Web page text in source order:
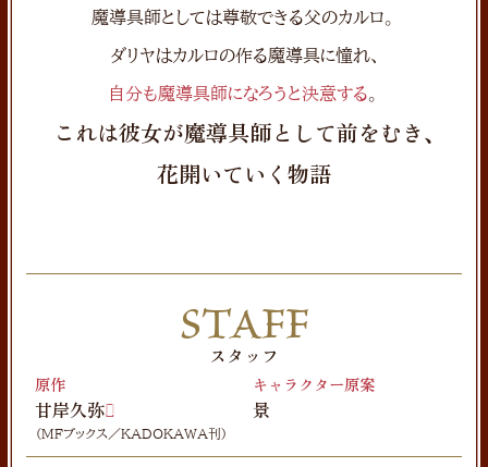
魔導具師としては尊敬できる父のカルロ。
ダリヤはカルロの作る魔導具に憧れ、
自分も魔導具師になろうと決意する。
これは彼女が魔導具師として前をむき、
花開いていく物語
STAFF
スタッフ
原作
甘岸久弥
（MFブックス／KADOKAWA刊）
キャラクター原案
景